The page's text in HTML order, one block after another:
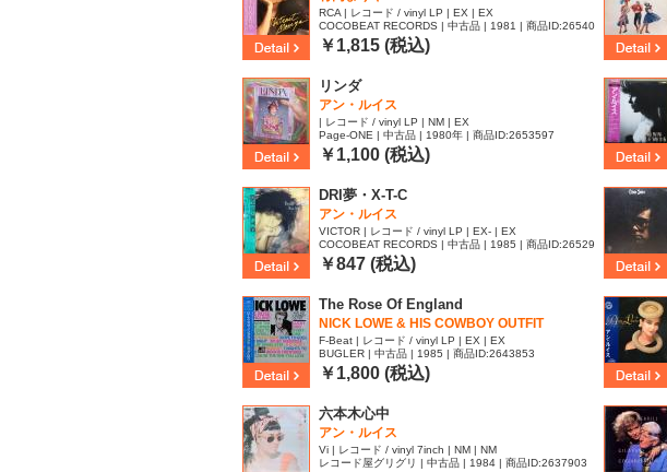
RCA | レコード / vinyl LP | EX | EX
COCOBEAT RECORDS | 中古品 | 1981 | 商品ID:26540
67
￥1,815 (税込)
リンダ
アン・ルイス
| レコード / vinyl LP | NM | EX
Page-ONE | 中古品 | 1980年 | 商品ID:2653597
￥1,100 (税込)
DRI夢・X-T-C
アン・ルイス
VICTOR | レコード / vinyl LP | EX- | EX
COCOBEAT RECORDS | 中古品 | 1985 | 商品ID:26529
93
￥847 (税込)
The Rose Of England
NICK LOWE & HIS COWBOY OUTFIT
F-Beat | レコード / vinyl LP | EX | EX
BUGLER | 中古品 | 1985 | 商品ID:2643853
￥1,800 (税込)
六本木心中
アン・ルイス
Vi | レコード / vinyl 7inch | NM | NM
レコード屋グリグリ | 中古品 | 1984 | 商品ID:2637903